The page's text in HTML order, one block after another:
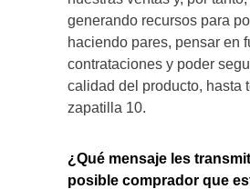
generando recursos para
haciendo pares, pensar en
contrataciones y poder
calidad del producto, hasta
zapatilla 10.
¿Qué mensaje les
posible comprador que